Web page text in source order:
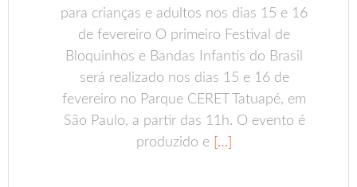
para crianças e adultos nos dias 15 e 16
de fevereiro O primeiro Festival de
Bloquinhos e Bandas Infantis do Brasil
será realizado nos dias 15 e 16 de
fevereiro no Parque CERET Tatuapé, em
São Paulo, a partir das 11h. O evento é
produzido e […]